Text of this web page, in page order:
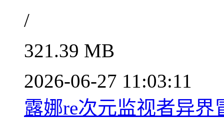
/
321.39 MB
2026-06-27 11:03:11
露娜re次元监视者异界